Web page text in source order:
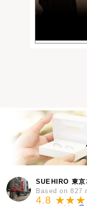
SUEHIRO 東京
Based on 827
4.8